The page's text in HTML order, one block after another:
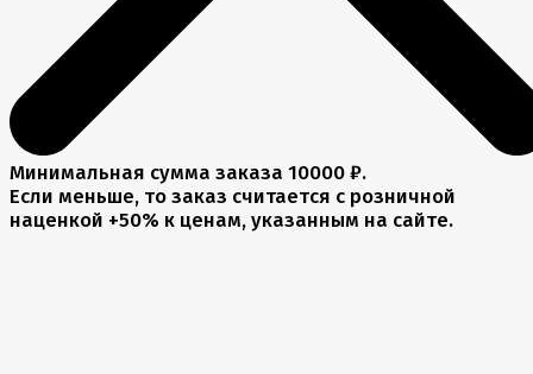
Минимальная сумма заказа 10000 ₽.
Если меньше, то заказ считается с розничной
наценкой +50% к ценам, указанным на сайте.